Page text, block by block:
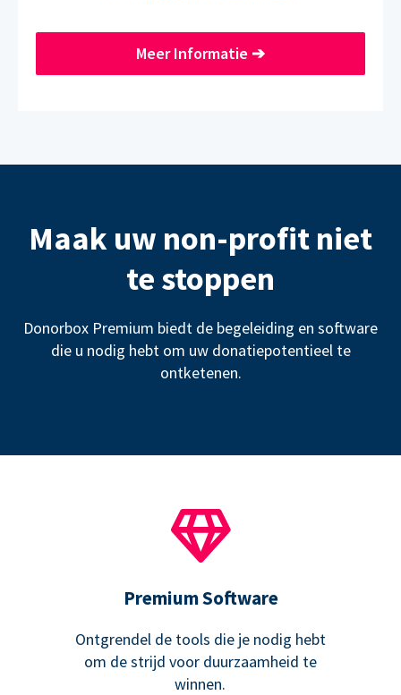
Meer Informatie ➔
Maak uw non-profit niet
te stoppen
Donorbox Premium biedt de begeleiding en software
die u nodig hebt om uw donatiepotentieel te
ontketenen.
Premium Software
Ontgrendel de tools die je nodig hebt
om de strijd voor duurzaamheid te
winnen.